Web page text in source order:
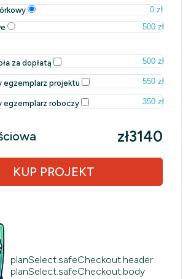
0 zł
500 zł
za dopłatą 500 zł
egzemplarz projektu 550 zł
egzemplarz roboczy 350 zł
zł3140
KUP PROJEKT
planSelect.safeCheckout.header:
planSelect.safeCheckout.body